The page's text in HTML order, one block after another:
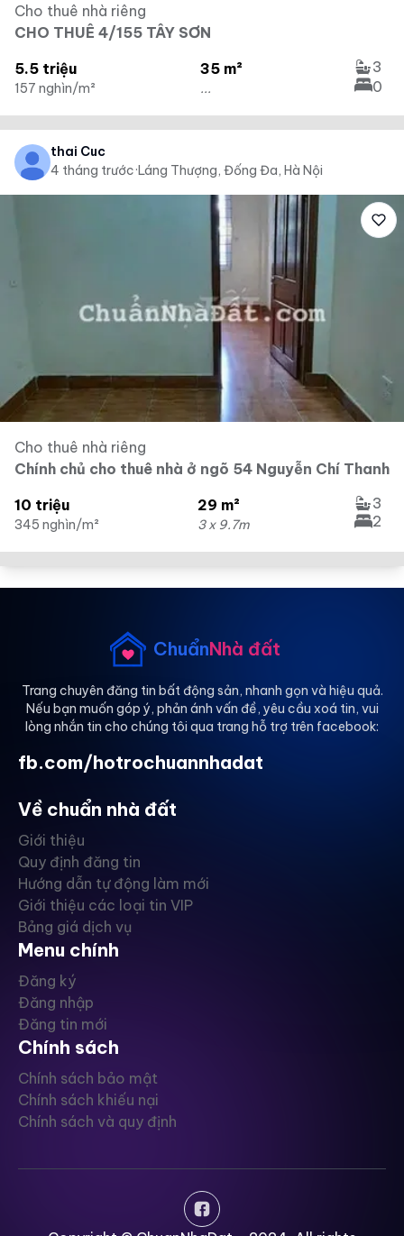
Cho thuê nhà riêng
CHO THUÊ 4/155 TÂY SƠN
5.5 triệu
157 nghìn/m²
35 m²
...
3
0
thai Cuc
4 tháng trước·Láng Thượng, Đống Đa, Hà Nội
Cho thuê nhà riêng
Chính chủ cho thuê nhà ở ngõ 54 Nguyễn Chí Thanh
10 triệu
345 nghìn/m²
29 m²
3 x 9.7m
3
2
ChuẩnNhà đất
Trang chuyên đăng tin bất động sản, nhanh gọn và hiệu quả.
Nếu bạn muốn góp ý, phản ánh vấn đề, yêu cầu xoá tin, vui
lòng nhắn tin cho chúng tôi qua trang hỗ trợ trên facebook:
fb.com/hotrochuannhadat
Về chuẩn nhà đất
Giới thiệu
Quy định đăng tin
Hướng dẫn tự động làm mới
Giới thiệu các loại tin VIP
Bảng giá dịch vụ
Menu chính
Đăng ký
Đăng nhập
Đăng tin mới
Chính sách
Chính sách bảo mật
Chính sách khiếu nại
Chính sách và quy định